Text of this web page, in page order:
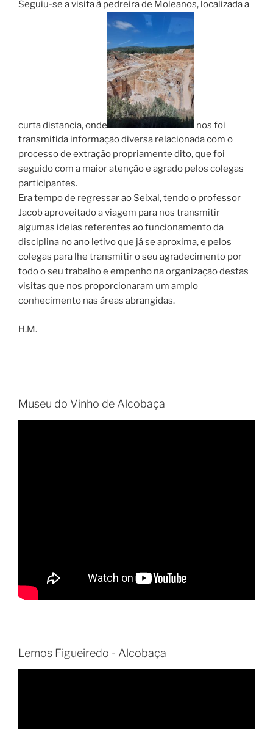
Seguiu-se a visita à pedreira de Moleanos, localizada a
curta distancia, onde
nos foi
transmitida informação diversa relacionada com o
processo de extração propriamente dito, que foi
seguido com a maior atenção e agrado pelos colegas
participantes.
Era tempo de regressar ao Seixal, tendo o professor
Jacob aproveitado a viagem para nos transmitir
algumas ideias referentes ao funcionamento da
disciplina no ano letivo que já se aproxima, e pelos
colegas para lhe transmitir o seu agradecimento por
todo o seu trabalho e empenho na organização destas
visitas que nos proporcionaram um amplo
conhecimento nas áreas abrangidas.
H.M.
Museu do Vinho de Alcobaça
Lemos Figueiredo - Alcobaça